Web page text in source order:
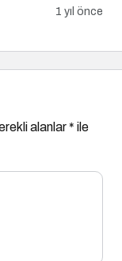
1 yıl önce
alanlar* ile